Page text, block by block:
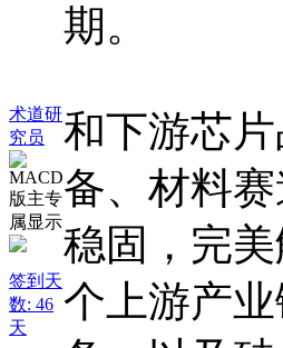
术道研
究员
签到天
数: 46
天
期。
和下游芯
备、材料
稳固，完
个上游产